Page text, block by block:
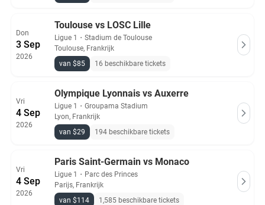
Don
3 Sep
2026
Toulouse vs LOSC Lille
Ligue 1 ・ Stadium de Toulouse
Toulouse, Frankrijk
van $85
16 beschikbare tickets
Vri
4 Sep
2026
Olympique Lyonnais vs Auxerre
Ligue 1 ・ Groupama Stadium
Lyon, Frankrijk
van $29
194 beschikbare tickets
Vri
4 Sep
2026
Paris Saint-Germain vs Monaco
Ligue 1 ・ Parc des Princes
Parijs, Frankrijk
van $114
1,585 beschikbare tickets